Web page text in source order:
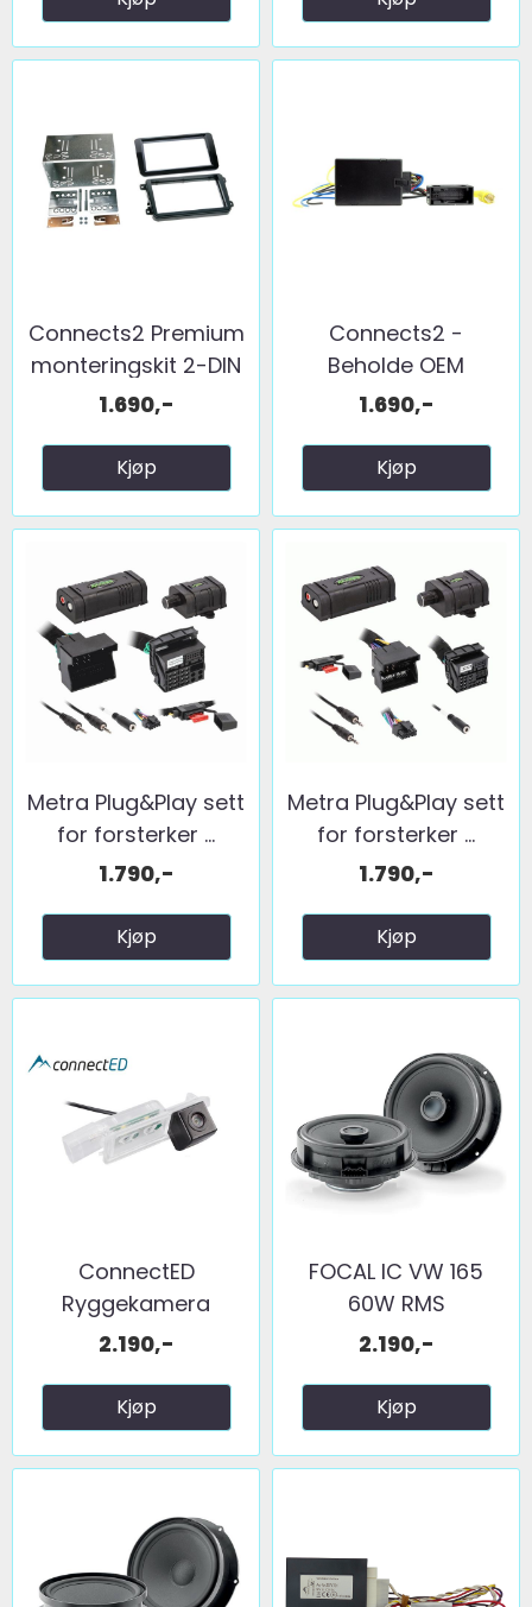
Connects2 Premium
monteringskit 2-DIN
...
1.690,-
Kjøp
Connects2 -
Beholde OEM
ryggekam. (LOW) ...
1.690,-
Kjøp
Metra Plug&Play sett
for forsterker ...
1.790,-
Kjøp
Metra Plug&Play sett
for forsterker ...
1.790,-
Kjøp
ConnectED
Ryggekamera
(skiltlys) (CVBS) ...
2.190,-
Kjøp
FOCAL IC VW 165
60W RMS
2.190,-
Kjøp